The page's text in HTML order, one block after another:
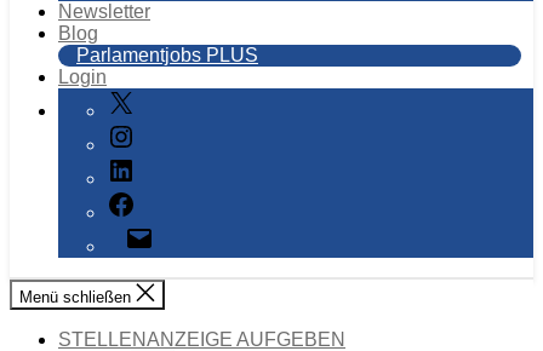
Newsletter
Blog
Parlamentjobs PLUS
Login
X
Instagram
LinkedIn
Facebook
E-
Mail
Menü schließen
STELLENANZEIGE AUFGEBEN